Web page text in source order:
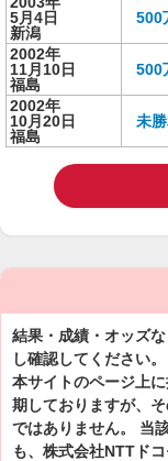
5月4日
新潟
500
2002年
11月10日
福島
500
2002年
10月20日
福島
未勝
結果・成績・オッズ
し確認してください。
本サイトのページ上
期しておりますが、
ではありません。 当
も、株式会社NTTド